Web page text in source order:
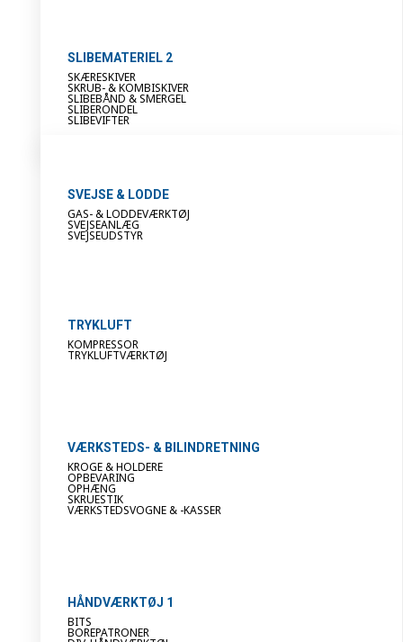
SLIBEMATERIEL 2
SKÆRESKIVER
SKRUB- & KOMBISKIVER
SLIBEBÅND & SMERGEL
SLIBERONDEL
SLIBEVIFTER
SVEJSE & LODDE
GAS- & LODDEVÆRKTØJ
SVEJSEANLÆG
SVEJSEUDSTYR
TRYKLUFT
KOMPRESSOR
TRYKLUFTVÆRKTØJ
VÆRKSTEDS- & BILINDRETNING
KROGE & HOLDERE
OPBEVARING
OPHÆNG
SKRUESTIK
VÆRKSTEDSVOGNE & -KASSER
HÅNDVÆRKTØJ 1
BITS
BOREPATRONER